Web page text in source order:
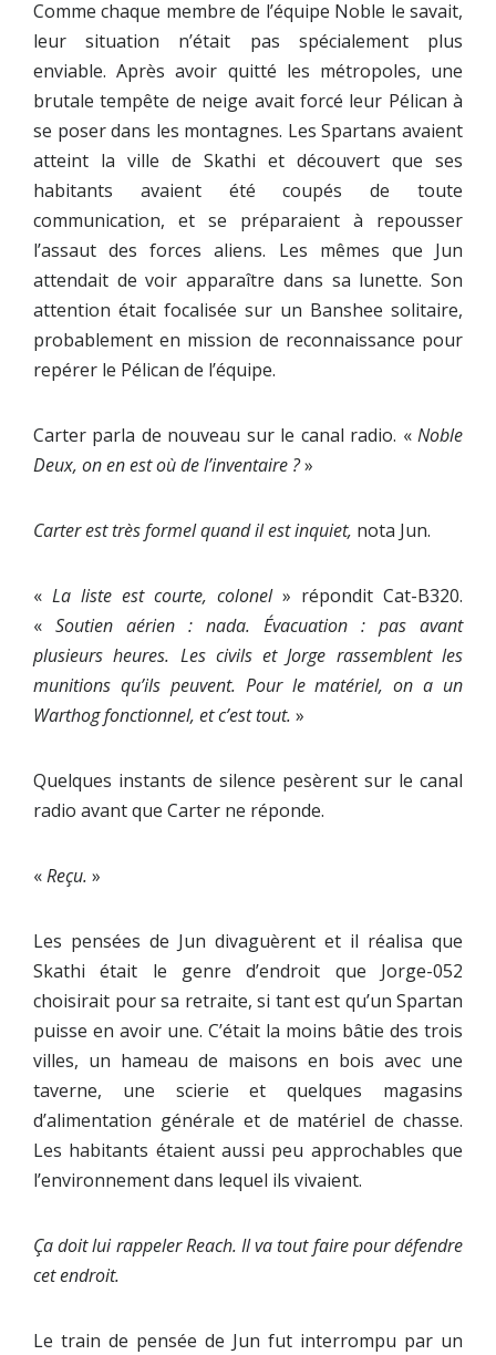
Comme chaque membre de l’équipe Noble le savait,
leur situation n’était pas spécialement plus
enviable. Après avoir quitté les métropoles, une
brutale tempête de neige avait forcé leur Pélican à
se poser dans les montagnes. Les Spartans avaient
atteint la ville de Skathi et découvert que ses
habitants avaient été coupés de toute
communication, et se préparaient à repousser
l’assaut des forces aliens. Les mêmes que Jun
attendait de voir apparaître dans sa lunette. Son
attention était focalisée sur un Banshee solitaire,
probablement en mission de reconnaissance pour
repérer le Pélican de l’équipe.
Carter parla de nouveau sur le canal radio. « Noble
Deux, on en est où de l’inventaire ?»
Carter est très formel quand il est inquiet, nota Jun.
« La liste est courte, colonel» répondit Cat-B320.
« Soutien aérien : nada. Évacuation : pas avant
plusieurs heures. Les civils et Jorge rassemblent les
munitions qu’ils peuvent. Pour le matériel, on a un
Warthog fonctionnel, et c’est tout. »
Quelques instants de silence pesèrent sur le canal
radio avant que Carter ne réponde.
«Reçu. »
Les pensées de Jun divaguèrent et il réalisa que
Skathi était le genre d’endroit que Jorge-052
choisirait pour sa retraite, si tant est qu’un Spartan
puisse en avoir une. C’était la moins bâtie des trois
villes, un hameau de maisons en bois avec une
taverne, une scierie et quelques magasins
d’alimentation générale et de matériel de chasse.
Les habitants étaient aussi peu approchables que
l’environnement dans lequel ils vivaient.
Ça doit lui rappeler Reach. Il va tout faire pour défendre
cet endroit.
Le train de pensée de Jun fut interrompu par un